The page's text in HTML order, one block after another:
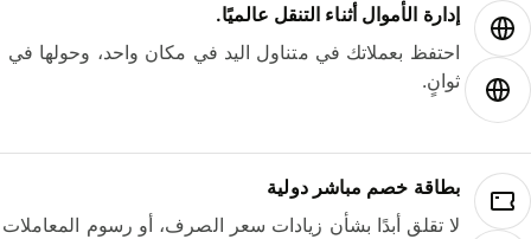
إدارة الأموال أثناء التنقل عالميًا.
احتفظ بعملاتك في متناول اليد في مكان واحد، وحولها في
ثوانٍ.
بطاقة خصم مباشر دولية
لا تقلق أبدًا بشأن زيادات سعر الصرف، أو رسوم المعاملات